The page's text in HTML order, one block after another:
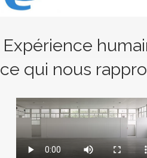
Expérience
ce qui nous